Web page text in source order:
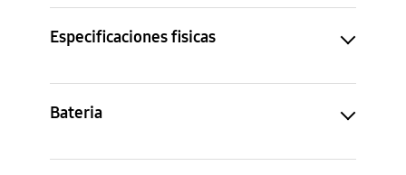
Especificaciones fisicas
Bateria